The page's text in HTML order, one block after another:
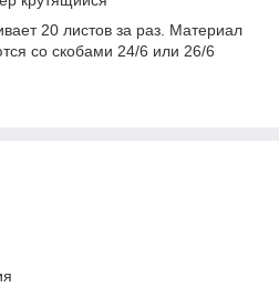
20 листов за раз. Материал
со скобами 24/6 или 26/6